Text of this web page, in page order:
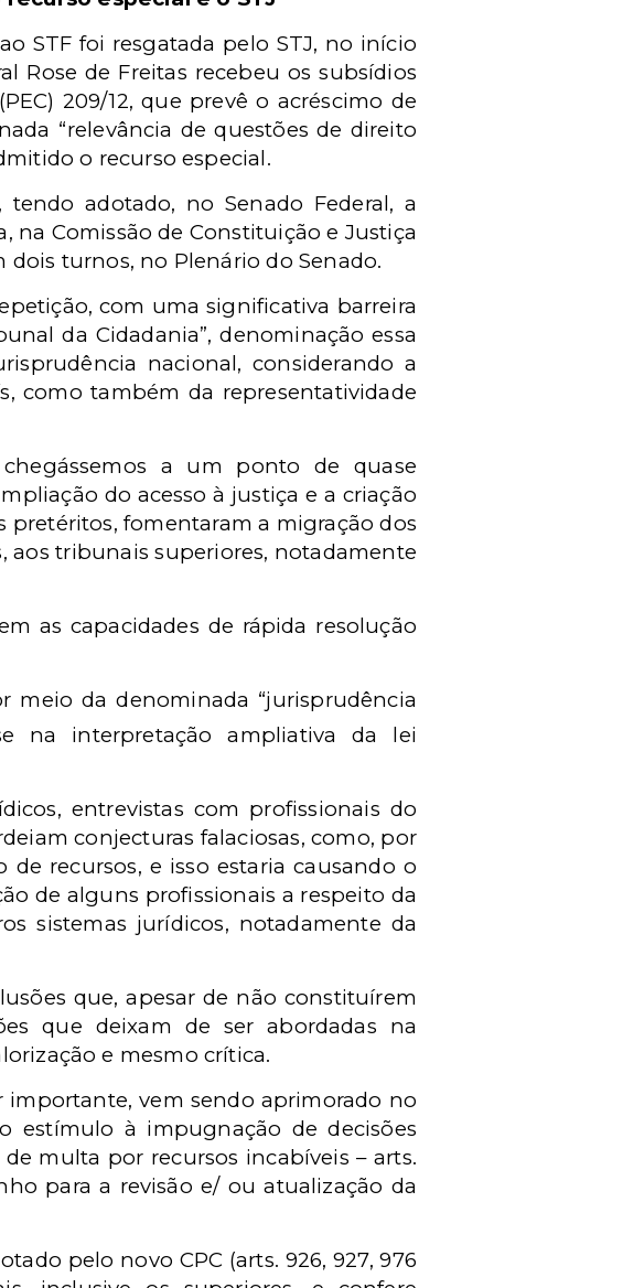
STF foi resgatada pelo STJ, no início
Rose de Freitas recebeu os subsídios
209/12, que prevê o acréscimo de
“relevância de questões de direito
o recurso especial.
adotado, no Senado Federal, a
na Comissão de Constituição e Justiça
dois turnos, no Plenário do Senado.
com uma significativa barreira
da Cidadania”, denominação essa
nacional, considerando a
como também da representatividade
a um ponto de quase
do acesso à justiça e a criação
pretéritos, fomentaram a migração dos
aos tribunais superiores, notadamente
as capacidades de rápida resolução
meio da denominada “jurisprudência
na interpretação ampliativa da lei
entrevistas com profissionais do
conjecturas falaciosas, como, por
recursos, e isso estaria causando o
de alguns profissionais a respeito da
sistemas jurídicos, notadamente da
que, apesar de não constituírem
que deixam de ser abordadas na
e mesmo crítica.
importante, vem sendo aprimorado no
estímulo à impugnação de decisões
multa por recursos incabíveis – arts.
para a revisão e/ ou atualização da
pelo novo CPC (arts. 926, 927, 976